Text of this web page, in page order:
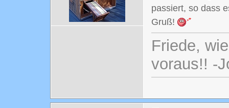
passiert, so dass
Gruß!
Friede,
voraus!! -